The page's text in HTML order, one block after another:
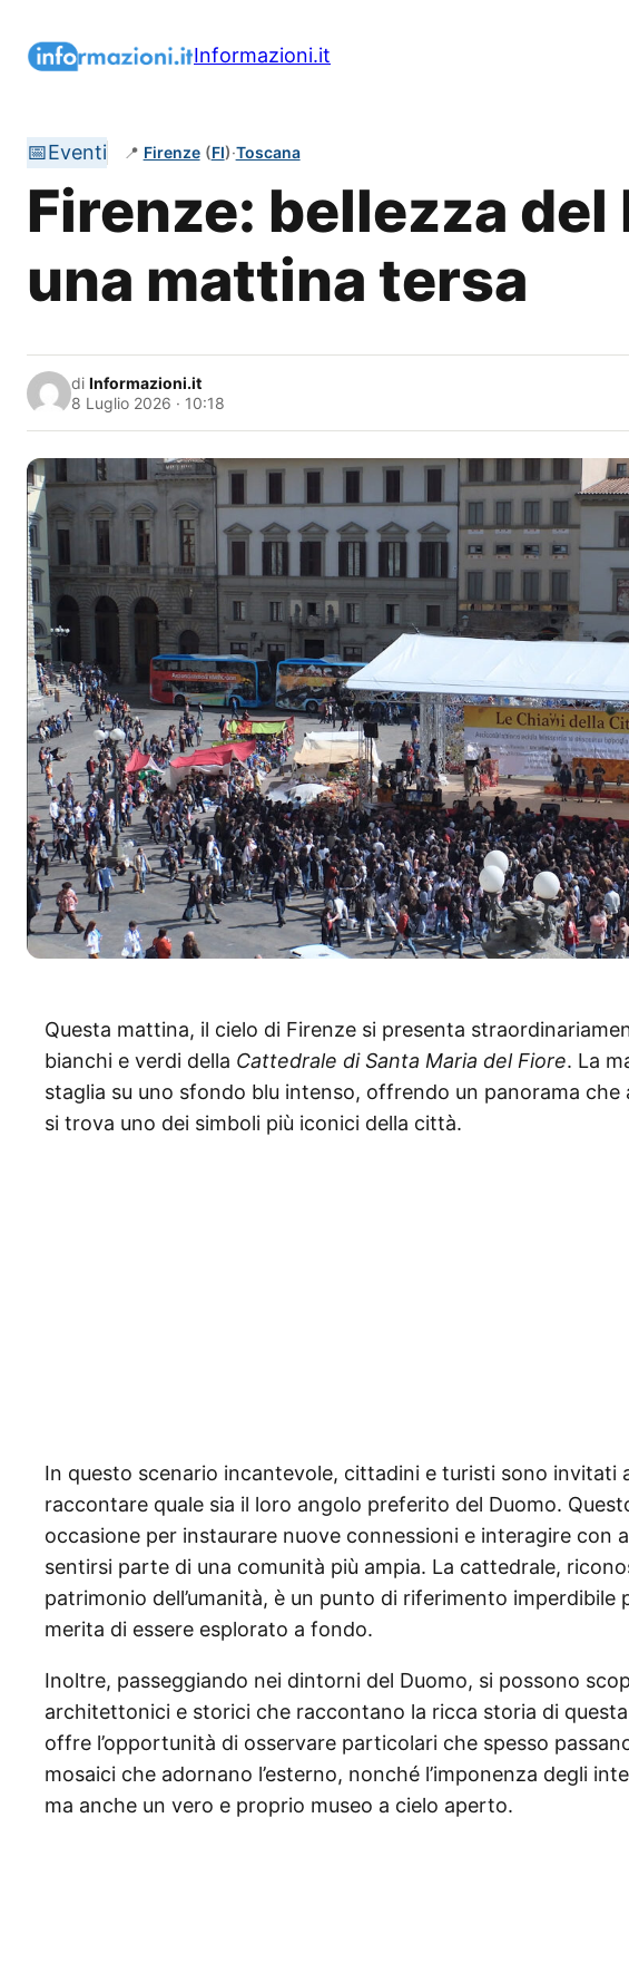
Informazioni.it
📅Eventi 📍 Firenze (FI)·Toscana
Firenze: bellezza del
una mattina tersa
di Informazioni.it
8 Luglio 2026 · 10:18
Questa mattina, il cielo di Firenze si presenta
bianchi e verdi della Cattedrale di Santa Maria del Fiore. La
staglia su uno sfondo blu intenso, offrendo un panorama che
si trova uno dei simboli più iconici della città.
In questo scenario incantevole, cittadini e turisti sono invitati
raccontare quale sia il loro angolo preferito del Duomo.
occasione per instaurare nuove connessioni e interagire con
sentirsi parte di una comunità più ampia. La cattedrale,
patrimonio dell’umanità, è un punto di riferimento imperdibile
merita di essere esplorato a fondo.
Inoltre, passeggiando nei dintorni del Duomo, si possono
architettonici e storici che raccontano la ricca storia di
offre l’opportunità di osservare particolari che spesso
mosaici che adornano l’esterno, nonché l’imponenza degli
ma anche un vero e proprio museo a cielo aperto.